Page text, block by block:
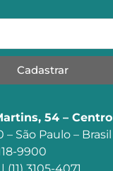
Cadastrar
54 – Centro
– São Paulo – Brasil
9900